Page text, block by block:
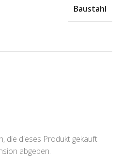
Baustahl
die dieses Produkt gekauft
abgeben.